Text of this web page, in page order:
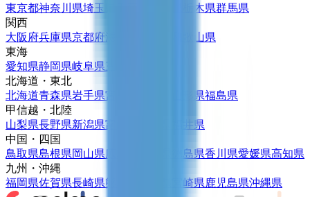
東京都神奈川県埼玉県 栃木県群馬県
関西
大阪府兵庫県京都府滋賀県
和歌山県
東海
愛知県静岡県岐阜県三重県
北海道・東北
北海道青森県岩手県宮城県 山形県福島県
甲信越・北陸
山梨県長野県新潟県富山県
福井県
中国・四国
鳥取県島根県岡山県広島県 徳島県香川県愛媛県高知県
九州・沖縄
福岡県佐賀県長崎県熊本県 宮崎県鹿児島県沖縄県